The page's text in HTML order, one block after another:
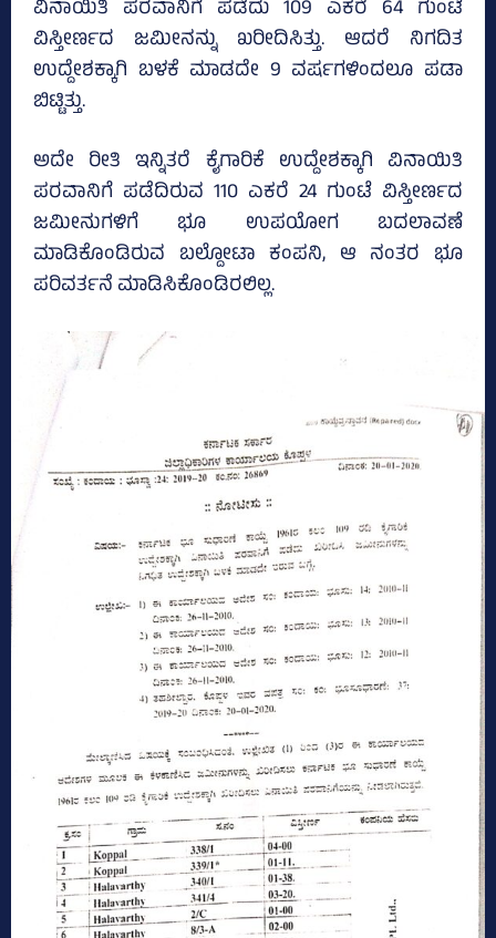
ವಿನಾಯಿತಿ ಪರವಾನಿಗೆ ಪಡೆದು 109 ಎಕರೆ 64 ಗುಂಟೆ
ವಿಸ್ತೀರ್ಣದ ಜಮೀನನ್ನು ಖರೀದಿಸಿತ್ತು. ಆದರೆ ನಿಗದಿತ
ಉದ್ದೇಶಕ್ಕಾಗಿ ಬಳಕೆ ಮಾಡದೇ 9 ವರ್ಷಗಳಿಂದಲೂ ಪಡಾ
ಬಿಟ್ಟಿತ್ತು.
ಅದೇ ರೀತಿ ಇನ್ನಿತರೆ ಕೈಗಾರಿಕೆ ಉದ್ದೇಶಕ್ಕಾಗಿ ವಿನಾಯಿತಿ
ಪರವಾನಿಗೆ ಪಡೆದಿರುವ 110 ಎಕರೆ 24 ಗುಂಟೆ ವಿಸ್ತೀರ್ಣದ
ಜಮೀನುಗಳಿಗೆ ಭೂ ಉಪಯೋಗ ಬದಲಾವಣೆ
ಮಾಡಿಕೊಂಡಿರುವ ಬಲ್ದೋಟಾ ಕಂಪನಿ, ಆ ನಂತರ ಭೂ
ಪರಿವರ್ತನೆ ಮಾಡಿಸಿಕೊಂಡಿರಲಿಲ್ಲ.